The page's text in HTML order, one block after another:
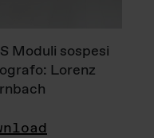
Moduli sospesi
Lorenz